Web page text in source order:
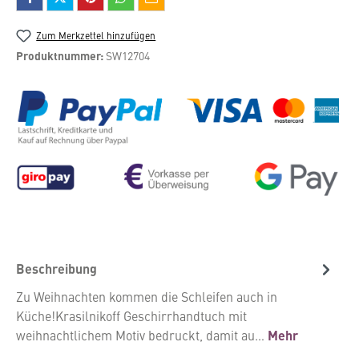
Zum Merkzettel hinzufügen
Produktnummer: SW12704
Beschreibung
Zu Weihnachten kommen die Schleifen auch in
Küche!Krasilnikoff Geschirrhandtuch mit
weihnachtlichem Motiv bedruckt, damit au… Mehr